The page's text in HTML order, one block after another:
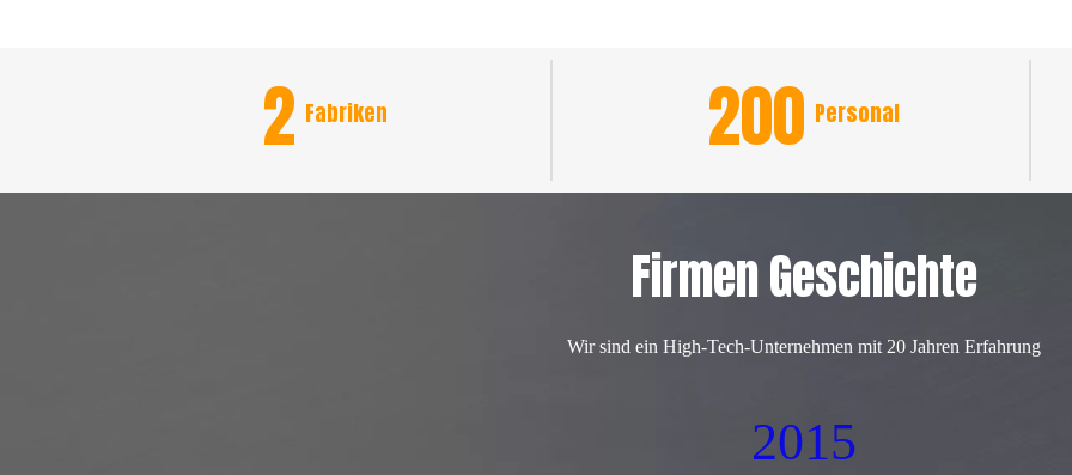
2 Fabriken 200 Personal
Firmen Geschichte
Wir sind ein High-Tech-Unternehmen mit 20 Jahren Erfahrung
2015